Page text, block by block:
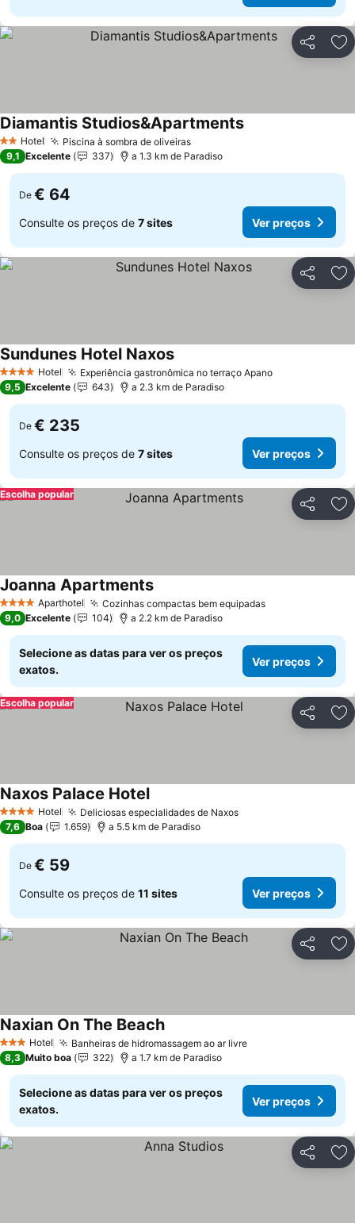
Partilhar
2 Estrelas
Hotel Piscina à sombra de oliveirasVer preços
Diamantis Studios&ApartmentsVer preços
9,1 Excelente 337 a 1.3 km de Paradiso
De € 64
Consulte os preços de 7 sites Ver preços
Partilhar
4 EstrelasHotel Experiência gastronômica no terraço ApanoVer preços
Sundunes Hotel NaxosVer preços
9,5 Excelente 643 a 2.3 km de Paradiso
De € 235
Consulte os preços de 7 sites Ver preços
Partilhar
Escolha popular
4 EstrelasAparthotel Cozinhas compactas bem equipadasVer preços
Joanna ApartmentsVer preços
9,0 Excelente 104 a 2.2 km de Paradiso
Selecione as datas para ver os preços
exatos.
Ver preços
Partilhar
Escolha popular
4 EstrelasHotel Deliciosas especialidades de NaxosVer preços
Naxos Palace HotelVer preços
7,6 Boa 1.659 a 5.5 km de Paradiso
De € 59
Consulte os preços de 11 sites Ver preços
Partilhar
3 EstrelasHotel Banheiras de hidromassagem ao ar livreVer preços
Naxian On The BeachVer preços
8,3 Muito boa 322 a 1.7 km de Paradiso
Selecione as datas para ver os preços
exatos.
Ver preços
Partilhar